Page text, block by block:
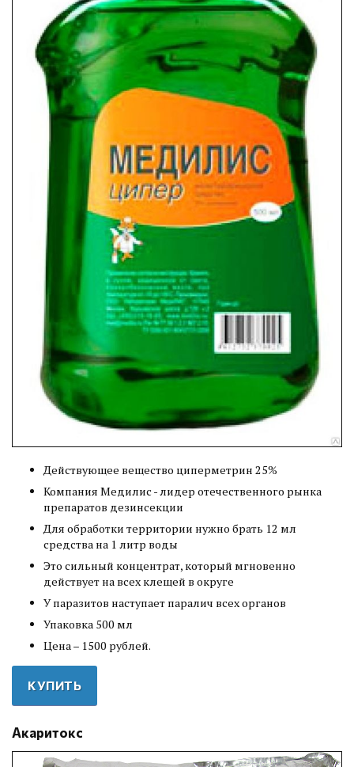
Действующее вещество циперметрин 25%
Компания Медилис - лидер отечественного рынка
препаратов дезинсекции
Для обработки территории нужно брать 12 мл
средства на 1 литр воды
Это сильный концентрат, который мгновенно
действует на всех клещей в округе
У паразитов наступает паралич всех органов
Упаковка 500 мл
Цена – 1500 рублей.
КУПИТЬ
Акаритокс